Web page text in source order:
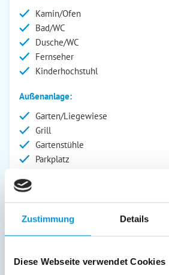
Zustimmung Details
Diese Webseite verwendet Cookies
Kamin/Ofen
Bad/WC
Dusche/WC
Fernseher
Kinderhochstuhl
Außenanlage:
Garten/Liegewiese
Grill
Gartenstühle
Parkplatz
Service:
Bettwäsche inkl.